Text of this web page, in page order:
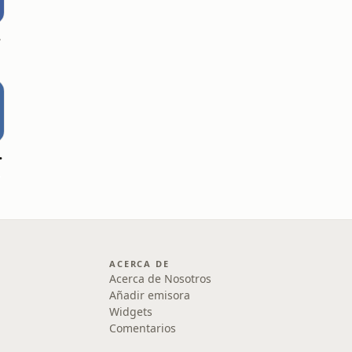
ACERCA DE
Acerca de Nosotros
Añadir emisora
Widgets
Comentarios